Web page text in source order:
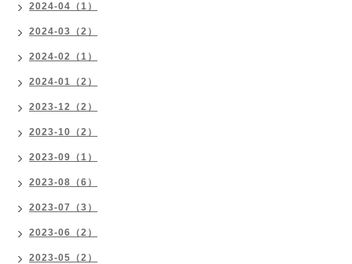
2024-04（1）
2024-03（2）
2024-02（1）
2024-01（2）
2023-12（2）
2023-10（2）
2023-09（1）
2023-08（6）
2023-07（3）
2023-06（2）
2023-05（2）